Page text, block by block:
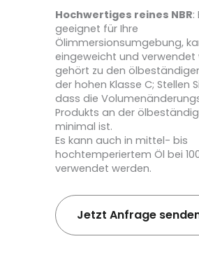
Hochwertiges reines NBR:
geeignet für Ihre
Ölimmersionsumgebung,
eingeweicht und verwendet
gehört zu den
der hohen Klasse C; Stellen
dass die
Produkts an der
minimal ist.
Es kann auch in mittel- bis
hochtemperiertem Öl bei
verwendet werden.
Jetzt Anfrage